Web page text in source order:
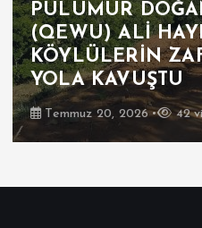
İLKOKULUNDA
TARTIŞMASI VE
MÜDÜRÜ
DÜŞEN GÖREV
Haziran 23, 2026 29